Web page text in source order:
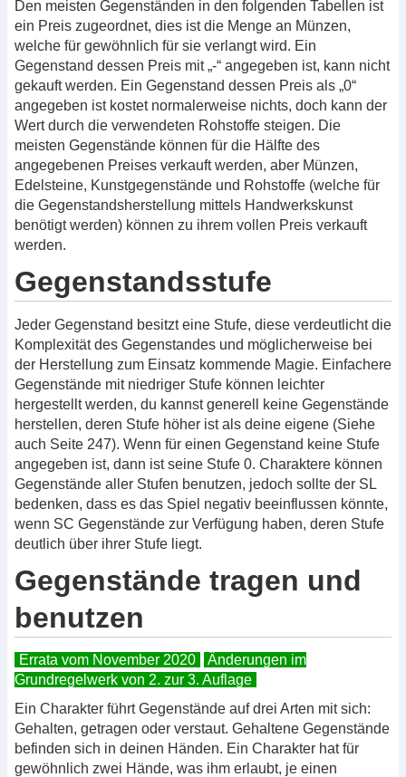
Den meisten Gegenständen in den folgenden Tabellen ist
ein Preis zugeordnet, dies ist die Menge an Münzen,
welche für gewöhnlich für sie verlangt wird. Ein
Gegenstand dessen Preis mit „-“ angegeben ist, kann nicht
gekauft werden. Ein Gegenstand dessen Preis als „0“
angegeben ist kostet normalerweise nichts, doch kann der
Wert durch die verwendeten Rohstoffe steigen. Die
meisten Gegenstände können für die Hälfte des
angegebenen Preises verkauft werden, aber Münzen,
Edelsteine, Kunstgegenstände und Rohstoffe (welche für
die Gegenstandsherstellung mittels Handwerkskunst
benötigt werden) können zu ihrem vollen Preis verkauft
werden.
Gegenstandsstufe
Jeder Gegenstand besitzt eine Stufe, diese verdeutlicht die
Komplexität des Gegenstandes und möglicherweise bei
der Herstellung zum Einsatz kommende Magie. Einfachere
Gegenstände mit niedriger Stufe können leichter
hergestellt werden, du kannst generell keine Gegenstände
herstellen, deren Stufe höher ist als deine eigene (Siehe
auch Seite 247). Wenn für einen Gegenstand keine Stufe
angegeben ist, dann ist seine Stufe 0. Charaktere können
Gegenstände aller Stufen benutzen, jedoch sollte der SL
bedenken, dass es das Spiel negativ beeinflussen könnte,
wenn SC Gegenstände zur Verfügung haben, deren Stufe
deutlich über ihrer Stufe liegt.
Gegenstände tragen und
benutzen
Errata vom November 2020
Änderungen im
Grundregelwerk von 2. zur 3. Auflage
Ein Charakter führt Gegenstände auf drei Arten mit sich:
Gehalten, getragen oder verstaut. Gehaltene Gegenstände
befinden sich in deinen Händen. Ein Charakter hat für
gewöhnlich zwei Hände, was ihm erlaubt, je einen